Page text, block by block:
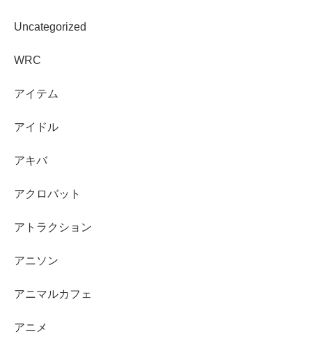
Uncategorized
WRC
アイテム
アイドル
アキバ
アクロバット
アトラクション
アニソン
アニマルカフェ
アニメ